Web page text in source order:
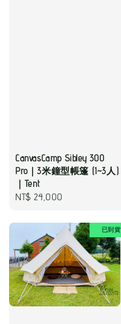
CanvasCamp Sibley 300
Pro｜3米鐘型帳篷 (1~3人)
｜Tent
Regular
NT$ 24,000
已到貨